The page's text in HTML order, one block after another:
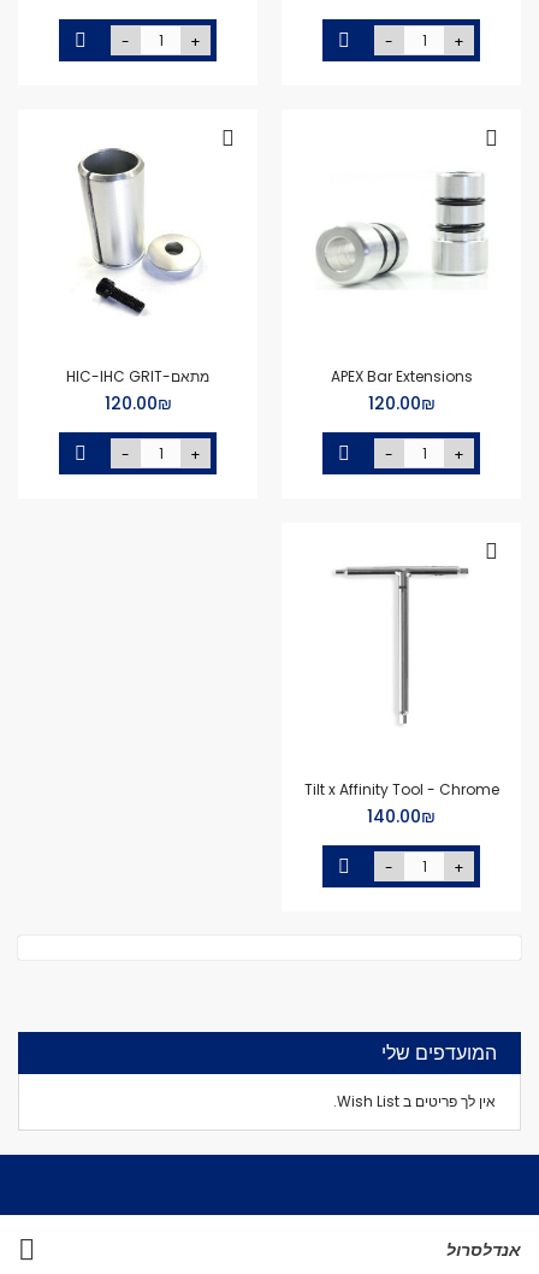
- +
- +
APEX Bar Extensions
₪‏120.00
- +
מתאם-HIC-IHC GRIT
₪‏120.00
- +
Tilt x Affinity Tool - Chrome
₪‏140.00
- +
המועדפים שלי
אין לך פריטים ב Wish List.
אנדלסרול